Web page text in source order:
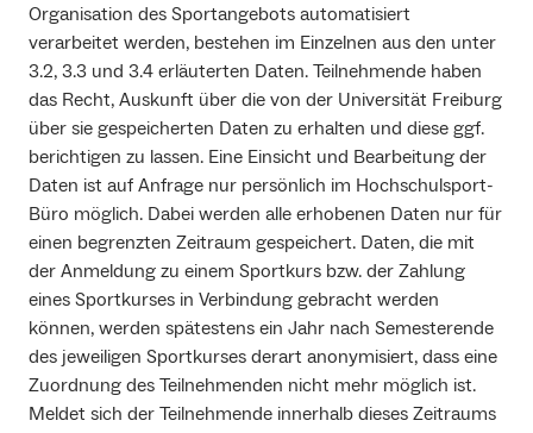
Organisation des Sportangebots automatisiert
verarbeitet werden, bestehen im Einzelnen aus den unter
3.2, 3.3 und 3.4 erläuterten Daten. Teilnehmende haben
das Recht, Auskunft über die von der Universität Freiburg
über sie gespeicherten Daten zu erhalten und diese ggf.
berichtigen zu lassen. Eine Einsicht und Bearbeitung der
Daten ist auf Anfrage nur persönlich im Hochschulsport-
Büro möglich. Dabei werden alle erhobenen Daten nur für
einen begrenzten Zeitraum gespeichert. Daten, die mit
der Anmeldung zu einem Sportkurs bzw. der Zahlung
eines Sportkurses in Verbindung gebracht werden
können, werden spätestens ein Jahr nach Semesterende
des jeweiligen Sportkurses derart anonymisiert, dass eine
Zuordnung des Teilnehmenden nicht mehr möglich ist.
Meldet sich der Teilnehmende innerhalb dieses Zeitraums